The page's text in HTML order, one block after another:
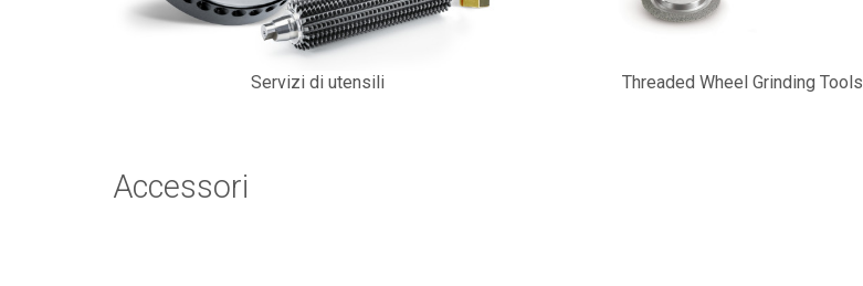
Servizi di utensili Threaded Wheel Grinding Tools
Accessori